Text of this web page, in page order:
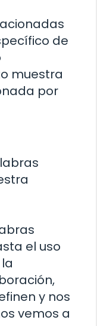
de
muestra
por
el uso
y nos
vemos a